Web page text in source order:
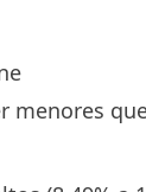
menores